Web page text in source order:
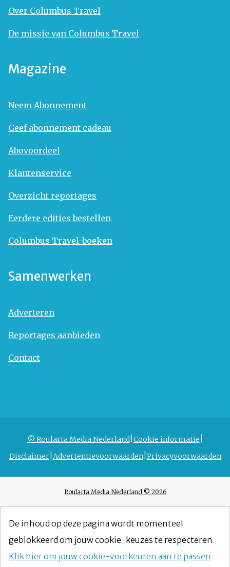
Over Columbus Travel
De missie van Columbus Travel
Magazine
Neem Abonnement
Geef abonnement cadeau
Abovoordeel
Klantenservice
Overzicht reportages
Eerdere edities bestellen
Columbus Travel-boeken
Samenwerken
Adverteren
Reportages aanbieden
Contact
© Roularta Media Nederland Cookie informatie
Disclaimer Advertentievoorwaarden Privacyvoorwaarden
Roularta Media Nederland © 2026
De inhoud op deze pagina wordt momenteel
geblokkeerd om jouw cookie-keuzes te respecteren.
Klik hier om jouw cookie-voorkeuren aan te passen